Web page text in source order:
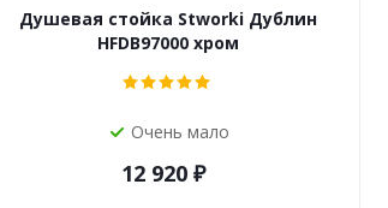
Душевая стойка Stworki Дублин
HFDB97000 хром
Очень мало
12 920 ₽